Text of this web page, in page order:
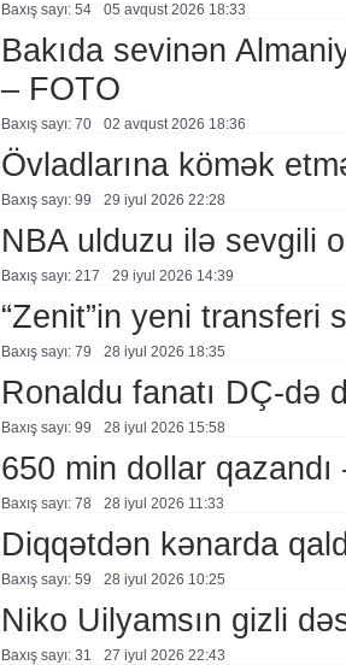
Baxış sayı: 54 05 avqust 2026 18:33
Bakıda sevinən
– FOTO
Baxış sayı: 70 02 avqust 2026 18:36
Övladlarına kömək
Baxış sayı: 99 29 i̇yul 2026 22:28
NBA ulduzu ilə sevgili
Baxış sayı: 217 29 i̇yul 2026 14:39
“Zenit”in yeni transferi
Baxış sayı: 79 28 i̇yul 2026 18:35
Ronaldu fanatı DÇ-də
Baxış sayı: 99 28 i̇yul 2026 15:58
650 min dollar qazandı
Baxış sayı: 78 28 i̇yul 2026 11:33
Diqqətdən kənarda
Baxış sayı: 59 28 i̇yul 2026 10:25
Niko Uilyamsın gizli
Baxış sayı: 31 27 i̇yul 2026 22:43